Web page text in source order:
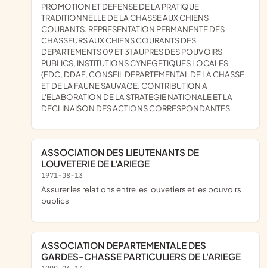
PROMOTION ET DEFENSE DE LA PRATIQUE
TRADITIONNELLE DE LA CHASSE AUX CHIENS
COURANTS. REPRESENTATION PERMANENTE DES
CHASSEURS AUX CHIENS COURANTS DES
DEPARTEMENTS 09 ET 31 AUPRES DES POUVOIRS
PUBLICS, INSTITUTIONS CYNEGETIQUES LOCALES
(FDC, DDAF, CONSEIL DEPARTEMENTAL DE LA CHASSE
ET DE LA FAUNE SAUVAGE. CONTRIBUTION A
L'ELABORATION DE LA STRATEGIE NATIONALE ET LA
DECLINAISON DES ACTIONS CORRESPONDANTES
ASSOCIATION DES LIEUTENANTS DE
LOUVETERIE DE L'ARIEGE
1971-08-13
assurer les relations entre les louvetiers et les pouvoirs
publics
ASSOCIATION DEPARTEMENTALE DES
GARDES-CHASSE PARTICULIERS DE L'ARIEGE